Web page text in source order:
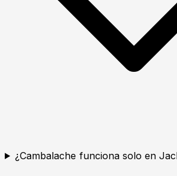
¿Cambalache funciona solo en